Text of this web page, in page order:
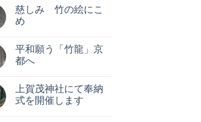
慈しみ 竹の絵にこ
め
平和願う「竹龍」京
都へ
上賀茂神社にて奉納
式を開催します